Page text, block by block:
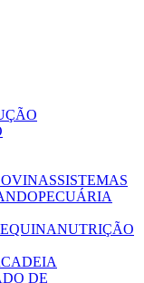
SISTEMAS
PECUÁRIA
NUTRIÇÃO
CADEIA
DE